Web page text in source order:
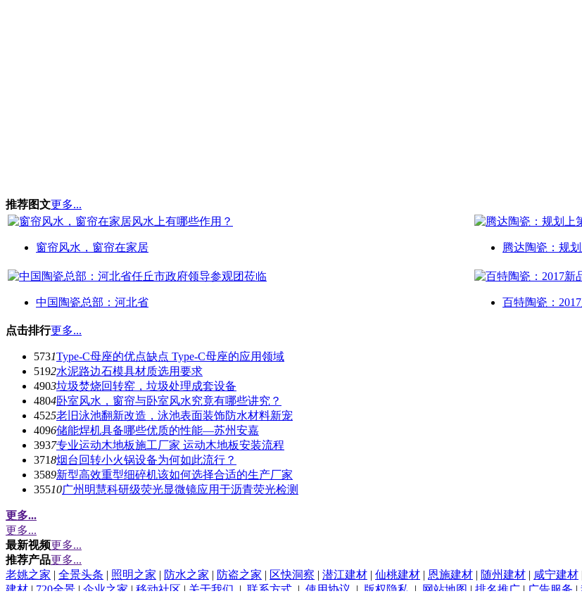
推荐图文更多...
窗帘风水，窗帘在家居 腾达陶瓷：规
中国陶瓷总部：河北省 百特陶瓷：
点击排行更多...
5731Type-C母座的优点缺点 Type-C母座的应用领域
5192水泥路边石模具材质选用要求
4903垃圾焚烧回转窑，垃圾处理成套设备
4804卧室风水，窗帘与卧室风水究竟有哪些讲究？
4525老旧泳池翻新改造，泳池表面装饰防水材料新宠
4096储能焊机具备哪些优质的性能—苏州安嘉
3937专业运动木地板施工厂家 运动木地板安装流程
3718烟台回转小火锅设备为何如此流行？
3589新型高效重型细碎机该如何选择合适的生产厂家
35510广州明慧科研级荧光显微镜应用于沥青荧光检测
更多...
更多...
最新视频更多...
推荐产品更多...
老姚之家 | 全景头条 | 照明之家 | 防水之家 | 防盗之家 | 区快洞察 | 潜江建材 | 仙桃建材 | 恩施建材 | 随州建材 | 咸宁建材
建材 | 720全景 | 企业之家 | 移动社区 | 关于我们 | 联系方式 | 使用协议 | 版权隐私 | 网站地图 | 排名推广 | 广告服务 |